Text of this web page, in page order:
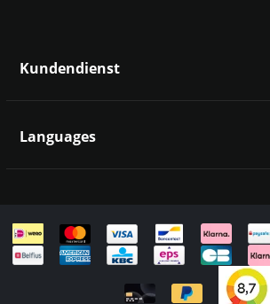
Kundendienst
Haftungsausschluss und Datenschutz
Sitemap
Languages
English